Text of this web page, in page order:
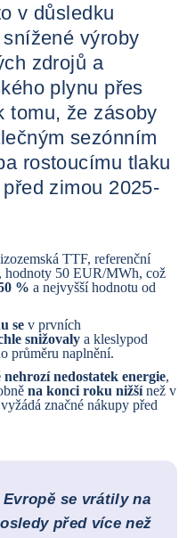
v důsledku
výroby
zdrojů a
plynu přes
tomu, že zásoby
sezónním
rostoucímu tlaku
zimou 2025-
TTF, referenční
hodnoty 50 EUR/MWh, což
% a nejvyšší hodnotu od
se v prvních
snižovaly a kleslypod
průměru naplnění.
nedostatek energie,
na konci roku nižšínež v
značné nákupy před
se vrátily na
před více než